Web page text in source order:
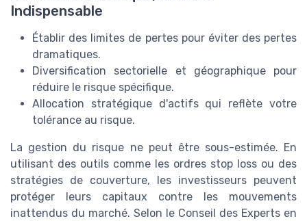
Indispensable
Établir des limites de pertes pour éviter des pertes
dramatiques.
Diversification sectorielle et géographique pour
réduire le risque spécifique.
Allocation stratégique d'actifs qui reflète votre
tolérance au risque.
La gestion du risque ne peut être sous-estimée. En
utilisant des outils comme les ordres stop loss ou des
stratégies de couverture, les investisseurs peuvent
protéger leurs capitaux contre les mouvements
inattendus du marché. Selon le Conseil des Experts en